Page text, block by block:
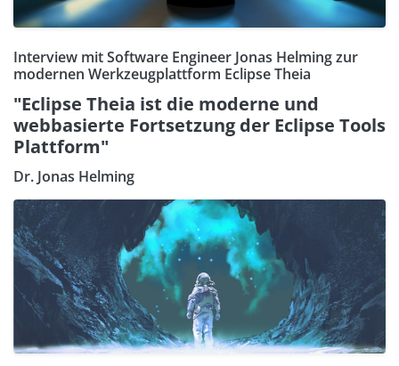
Interview mit Software Engineer Jonas Helming zur
modernen Werkzeugplattform Eclipse Theia
"Eclipse Theia ist die moderne und
webbasierte Fortsetzung der Eclipse Tools
Plattform"
Dr. Jonas Helming